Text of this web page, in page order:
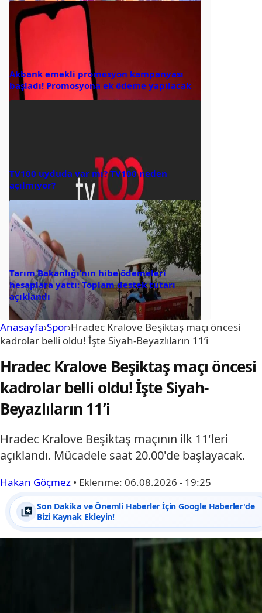
Akbank emekli promosyon kampanyası
başladı! Promosyona ek ödeme yapılacak
TV100 uyduda var mı? TV100 neden
açılmıyor?
Tarım Bakanlığı’nın hibe ödemeleri
hesaplara yattı: Toplam destek tutarı
açıklandı
Anasayfa›Spor›Hradec Kralove Beşiktaş maçı öncesi
kadrolar belli oldu! İşte Siyah-Beyazlıların 11’i
Hradec Kralove Beşiktaş maçı öncesi
kadrolar belli oldu! İşte Siyah-
Beyazlıların 11’i
Hradec Kralove Beşiktaş maçının ilk 11'leri
açıklandı. Mücadele saat 20.00'de başlayacak.
Hakan Göçmez • Eklenme: 06.08.2026 - 19:25
Son Dakika ve Önemli Haberler İçin Google Haberler'de
Bizi Kaynak Ekleyin!